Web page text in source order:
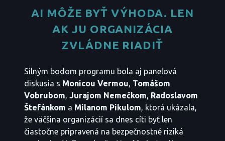
AI MÔŽE BYŤ VÝHODA. LEN
AK JU ORGANIZÁCIA
ZVLÁDNE RIADIŤ
Silným bodom programu bola aj panelová
diskusia s Monicou Vermou, Tomášom
Vobrubom, Jurajom Nemečkom, Radoslavom
Štefánkom a Milanom Pikulom, ktorá ukázala,
že väčšina organizácií sa dnes cíti byť len
čiastočne pripravená na bezpečnostné riziká